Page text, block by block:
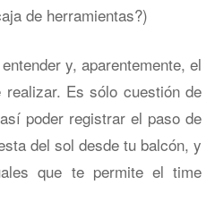
de herramientas?)
y, aparentemente, el
Es sólo cuestión de
poder registrar el paso de
del sol desde tu balcón, y
que te permite el time